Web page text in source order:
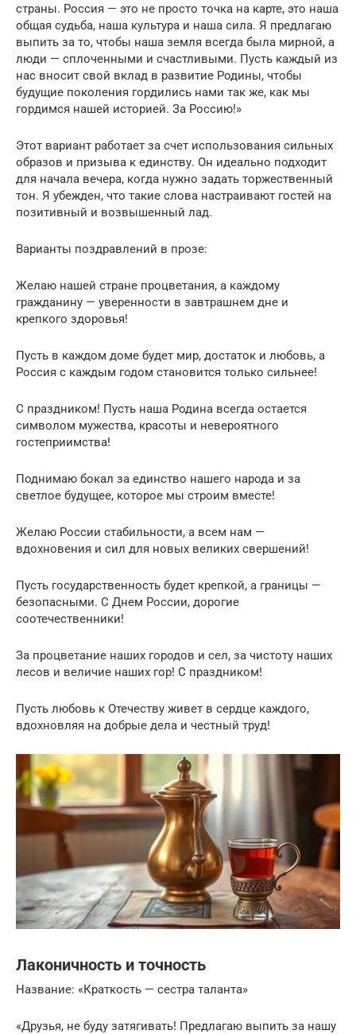
страны. Россия — это не просто точка на карте, это наша
общая судьба, наша культура и наша сила. Я предлагаю
выпить за то, чтобы наша земля всегда была мирной, а
люди — сплоченными и счастливыми. Пусть каждый из
нас вносит свой вклад в развитие Родины, чтобы
будущие поколения гордились нами так же, как мы
гордимся нашей историей. За Россию!»
Этот вариант работает за счет использования сильных
образов и призыва к единству. Он идеально подходит
для начала вечера, когда нужно задать торжественный
тон. Я убежден, что такие слова настраивают гостей на
позитивный и возвышенный лад.
Варианты поздравлений в прозе:
Желаю нашей стране процветания, а каждому
гражданину — уверенности в завтрашнем дне и
крепкого здоровья!
Пусть в каждом доме будет мир, достаток и любовь, а
Россия с каждым годом становится только сильнее!
С праздником! Пусть наша Родина всегда остается
символом мужества, красоты и невероятного
гостеприимства!
Поднимаю бокал за единство нашего народа и за
светлое будущее, которое мы строим вместе!
Желаю России стабильности, а всем нам —
вдохновения и сил для новых великих свершений!
Пусть государственность будет крепкой, а границы —
безопасными. С Днем России, дорогие
соотечественники!
За процветание наших городов и сел, за чистоту наших
лесов и величие наших гор! С праздником!
Пусть любовь к Отечеству живет в сердце каждого,
вдохновляя на добрые дела и честный труд!
Лаконичность и точность
Название: «Краткость — сестра таланта»
«Друзья, не буду затягивать! Предлагаю выпить за нашу